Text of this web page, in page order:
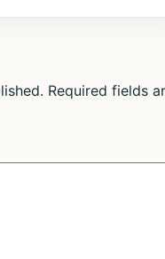
Required fields